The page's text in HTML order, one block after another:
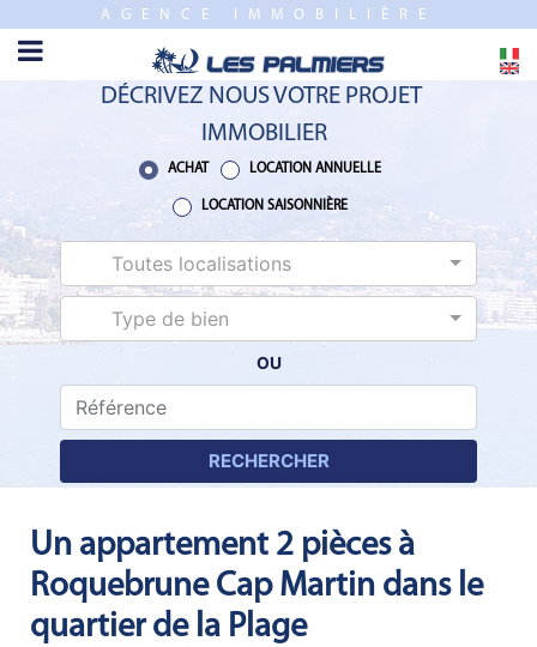
AGENCE IMMOBILIÈRE
ACCUEIL
ESTIMATION
LOCATION
LOCATION
ACTUALITÉS
NOTRE
DÉCRIVEZ NOUS VOTRE PROJET
IMMOBILIER
ACHAT LOCATION ANNUELLE
LOCATION SAISONNIÈRE
Toutes localisations
Type de bien
OU
RECHERCHER
Un appartement 2 pièces à
Roquebrune Cap Martin dans le
quartier de la Plage